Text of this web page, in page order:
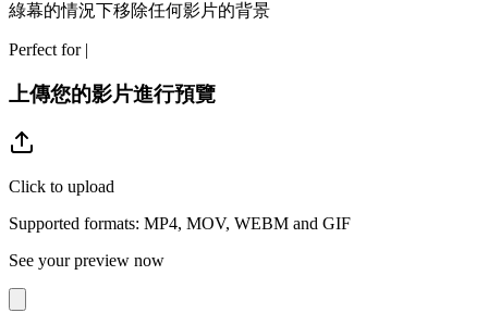
綠幕的情況下移除任何影片的背景
Perfect for |
上傳您的影片進行預覽
Click to upload
Supported formats: MP4, MOV, WEBM and GIF
See your preview now